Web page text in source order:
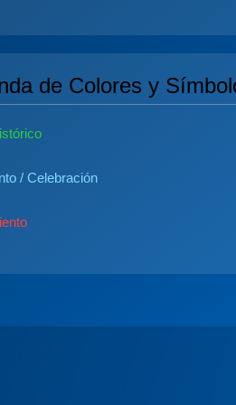
de Colores y
/ Celebración